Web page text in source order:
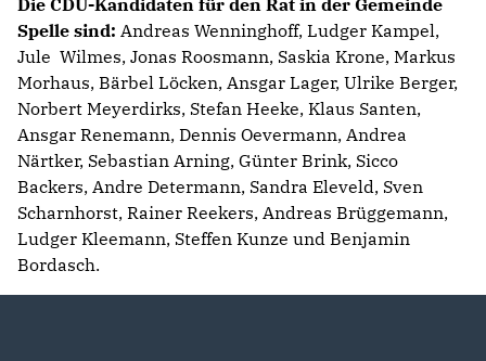
Spelle sind: Andreas Wenninghoff, Ludger Kampel,
Jule Wilmes, Jonas Roosmann, Saskia Krone, Markus
Morhaus, Bärbel Löcken, Ansgar Lager, Ulrike Berger,
Norbert Meyerdirks, Stefan Heeke, Klaus Santen,
Ansgar Renemann, Dennis Oevermann, Andrea
Närtker, Sebastian Arning, Günter Brink, Sicco
Backers, Andre Determann, Sandra Eleveld, Sven
Scharnhorst, Rainer Reekers, Andreas Brüggemann,
Ludger Kleemann, Steffen Kunze und Benjamin
Bordasch.